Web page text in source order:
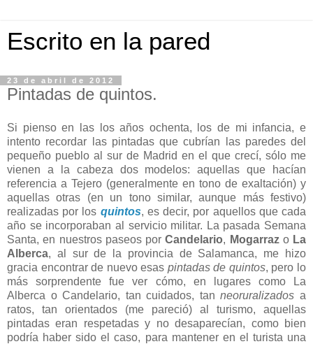
Escrito en la pared
23 de abril de 2012
Pintadas de quintos.
Si pienso en las los años ochenta, los de mi infancia, e
intento recordar las pintadas que cubrían las paredes del
pequeño pueblo al sur de Madrid en el que crecí, sólo me
vienen a la cabeza dos modelos: aquellas que hacían
referencia a Tejero (generalmente en tono de exaltación) y
aquellas otras (en un tono similar, aunque más festivo)
realizadas por los quintos, es decir, por aquellos que cada
año se incorporaban al servicio militar. La pasada Semana
Santa, en nuestros paseos porCandelario, Mogarrazo La
Alberca, al sur de la provincia de Salamanca, me hizo
gracia encontrar de nuevo esas pintadas de quintos, pero lo
más sorprendente fue ver cómo, en lugares como La
Alberca o Candelario, tan cuidados, tanneoruralizados a
ratos, tan orientados (me pareció) al turismo, aquellas
pintadas eran respetadas y no desaparecían, como bien
podría haber sido el caso, para mantener en el turista una